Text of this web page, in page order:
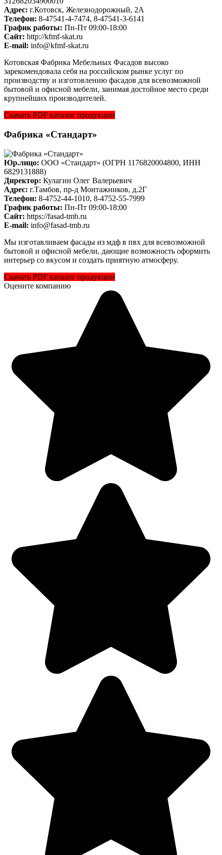
Адрес: г.Котовск, Железнодорожный, 2А
Телефон: 8-47541-4-7474, 8-47541-3-6141
График работы: Пн-Пт 09:00-18:00
Cайт: http://kfmf-skat.ru
E-mail: info@kfmf-skat.ru
Котовская Фабрика Мебельных Фасадов высоко
зарекомендовала себя на российском рынке услуг по
производству и изготовлению фасадов для всевозможной
бытовой и офисной мебели, занимая достойное место среди
крупнейших производителей.
Скачать PDF каталог продукции
Фабрика «Стандарт»
Юр.лицо: ООО «Стандарт» (ОГРН 1176820004800, ИНН
6829131888)
Директор: Кулагин Олег Валерьевич
Адрес: г.Тамбов, пр-д Монтажников, д.2Г
Телефон: 8-4752-44-1010, 8-4752-55-7999
График работы: Пн-Пт 09:00-18:00
Cайт: https://fasad-tmb.ru
E-mail: info@fasad-tmb.ru
Мы изготавливаем фасады из мдф в пвх для всевозможной
бытовой и офисной мебели, дающие возможность оформить
интерьер со вкусом и создать приятную атмосферу.
Скачать PDF каталог продукции
Оцените компанию